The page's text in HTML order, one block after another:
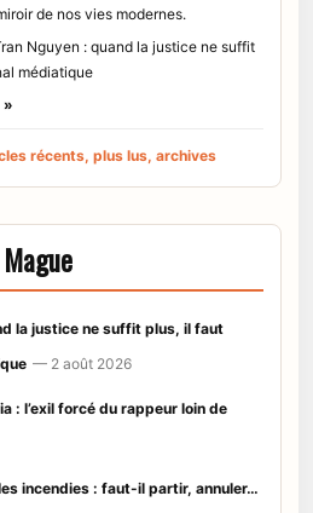
de nos vies modernes.
Nguyen : quand la justice ne suffit
médiatique
»
récents, plus lus, archives
la justice ne suffit plus, il faut
— 2 août 2026
: l’exil forcé du rappeur loin de
incendies : faut-il partir, annuler…